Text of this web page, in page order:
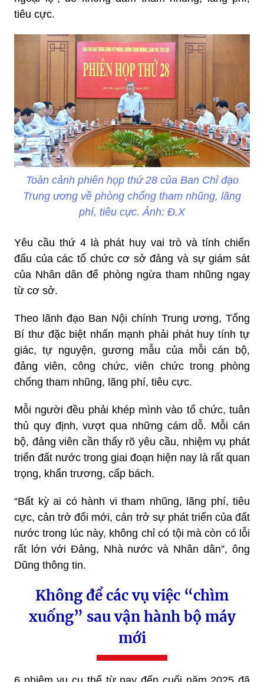
tiêu cực.
Toàn cảnh phiên họp thứ 28 của Ban Chỉ đạo
Trung ương về phòng chống tham nhũng, lãng
phí, tiêu cực. Ảnh: Đ.X
Yêu cầu thứ 4 là phát huy vai trò và tính chiến
đấu của các tổ chức cơ sở đảng và sự giám sát
của Nhân dân để phòng ngừa tham nhũng ngay
từ cơ sở.
Theo lãnh đạo Ban Nội chính Trung ương, Tổng
Bí thư đặc biệt nhấn mạnh phải phát huy tính tự
giác, tự nguyện, gương mẫu của mỗi cán bộ,
đảng viên, công chức, viên chức trong phòng
chống tham nhũng, lãng phí, tiêu cực.
Mỗi người đều phải khép mình vào tổ chức, tuân
thủ quy định, vượt qua những cám dỗ. Mỗi cán
bộ, đảng viên cần thấy rõ yêu cầu, nhiệm vụ phát
triển đất nước trong giai đoạn hiện nay là rất quan
trọng, khẩn trương, cấp bách.
“Bất kỳ ai có hành vi tham nhũng, lãng phí, tiêu
cực, cản trở đổi mới, cản trở sự phát triển của đất
nước trong lúc này, không chỉ có tội mà còn có lỗi
rất lớn với Đảng, Nhà nước và Nhân dân”, ông
Dũng thông tin.
Không để các vụ việc “chìm
xuống” sau vận hành bộ máy
mới